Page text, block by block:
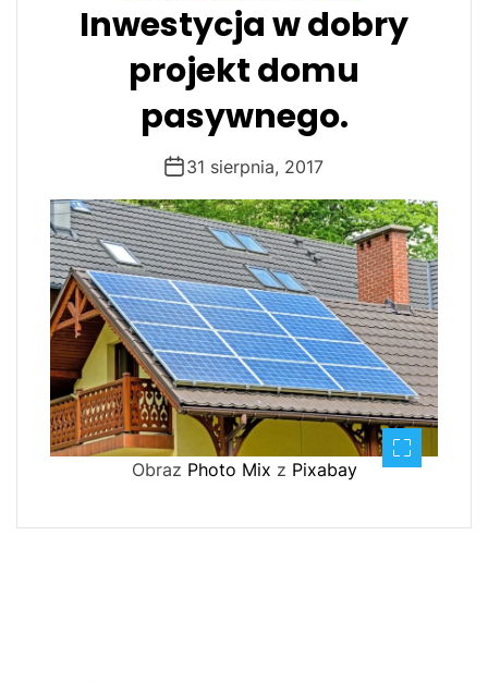
Inwestycja w dobry
projekt domu
pasywnego.
31 sierpnia, 2017
Obraz Photo Mix z Pixabay